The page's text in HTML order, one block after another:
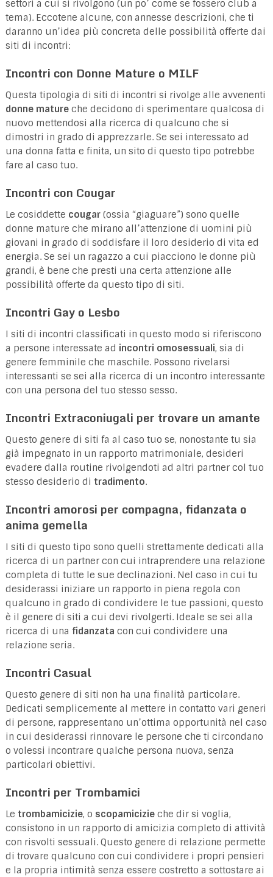
settori a cui si rivolgono (un po’ come se fossero club a
tema). Eccotene alcune, con annesse descrizioni, che ti
daranno un’idea più concreta delle possibilità offerte dai
siti di incontri:
Incontri con Donne Mature o MILF
Questa tipologia di siti di incontri si rivolge alle avvenenti
donne matureche decidono di sperimentare qualcosa di
nuovo mettendosi alla ricerca di qualcuno che si
dimostri in grado di apprezzarle. Se sei interessato ad
una donna fatta e finita, un sito di questo tipo potrebbe
fare al caso tuo.
Incontri con Cougar
Le cosiddette cougar(ossia “giaguare”) sono quelle
donne mature che mirano all’attenzione di uomini più
giovani in grado di soddisfare il loro desiderio di vita ed
energia. Se sei un ragazzo a cui piacciono le donne più
grandi, è bene che presti una certa attenzione alle
possibilità offerte da questo tipo di siti.
Incontri Gay o Lesbo
I siti di incontri classificati in questo modo si riferiscono
a persone interessate ad incontri omosessuali, sia di
genere femminile che maschile. Possono rivelarsi
interessanti se sei alla ricerca di un incontro interessante
con una persona del tuo stesso sesso.
Incontri Extraconiugali per trovare un amante
Questo genere di siti fa al caso tuo se, nonostante tu sia
già impegnato in un rapporto matrimoniale, desideri
evadere dalla routine rivolgendoti ad altri partner col tuo
stesso desiderio di tradimento.
Incontri amorosi per compagna, fidanzata o
anima gemella
I siti di questo tipo sono quelli strettamente dedicati alla
ricerca di un partner con cui intraprendere una relazione
completa di tutte le sue declinazioni. Nel caso in cui tu
desiderassi iniziare un rapporto in piena regola con
qualcuno in grado di condividere le tue passioni, questo
è il genere di siti a cui devi rivolgerti. Ideale se sei alla
ricerca di una fidanzata con cui condividere una
relazione seria.
Incontri Casual
Questo genere di siti non ha una finalità particolare.
Dedicati semplicemente al mettere in contatto vari generi
di persone, rappresentano un’ottima opportunità nel caso
in cui desiderassi rinnovare le persone che ti circondano
o volessi incontrare qualche persona nuova, senza
particolari obiettivi.
Incontri per Trombamici
Le trombamicizie, o scopamicizieche dir si voglia,
consistono in un rapporto di amicizia completo di attività
con risvolti sessuali. Questo genere di relazione permette
di trovare qualcuno con cui condividere i propri pensieri
e la propria intimità senza essere costretto a sottostare ai